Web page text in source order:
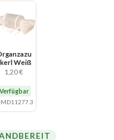
Weiß
1,20 €
Verfügbar